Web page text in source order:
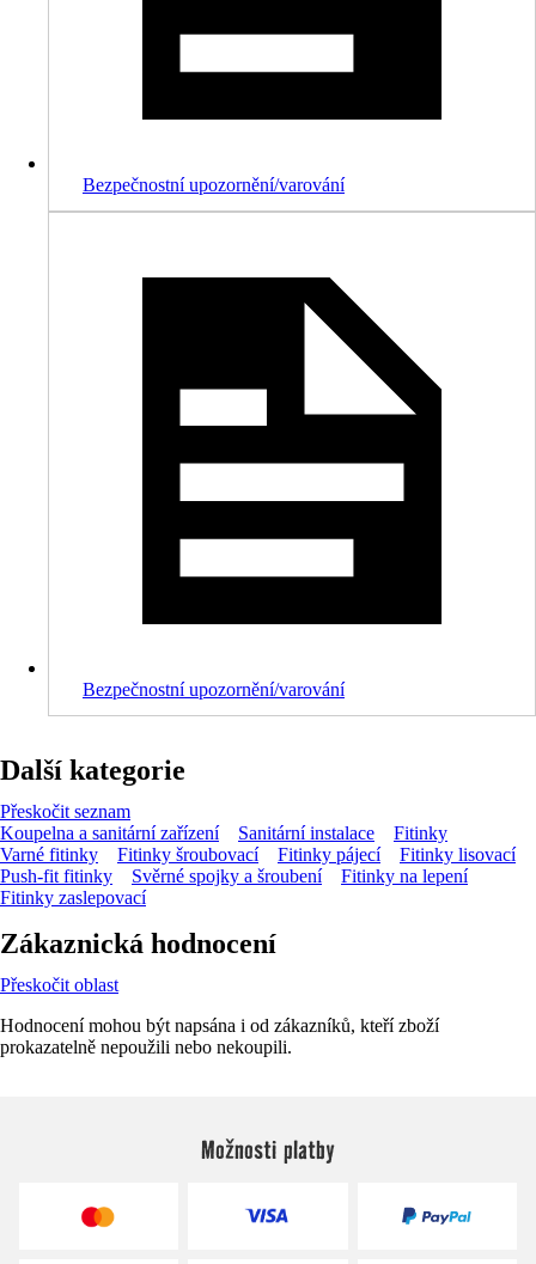
Bezpečnostní upozornění/varování
Bezpečnostní upozornění/varování
Další kategorie
Přeskočit seznam
Koupelna a sanitární zařízení
Sanitární instalace
Fitinky
Varné fitinky
Fitinky šroubovací Fitinky pájecí
Fitinky lisovací
Push-fit fitinky
Svěrné spojky a šroubení
Fitinky na lepení
Fitinky zaslepovací
Zákaznická hodnocení
Přeskočit oblast
Hodnocení mohou být napsána i od zákazníků, kteří zboží
prokazatelně nepoužili nebo nekoupili.
Možnosti platby